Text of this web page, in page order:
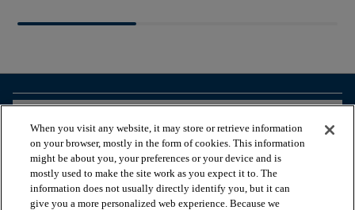
HANDIGE TOOLS
When you visit any website, it may store or retrieve information
on your browser, mostly in the form of cookies. This information
might be about you, your preferences or your device and is
mostly used to make the site work as you expect it to. The
information does not usually directly identify you, but it can
give you a more personalized web experience. Because we